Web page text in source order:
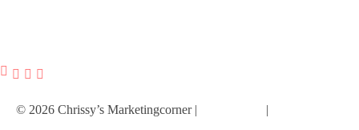
© 2026 Chrissy’s Marketingcorner | |